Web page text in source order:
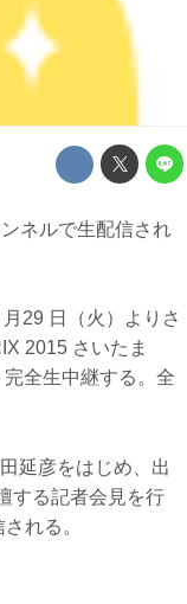
ネルで生配信され
29 日（火）よりさ
2015 さいたま
全生中継する。全
延彦をはじめ、出
する記者会見を行
れる。